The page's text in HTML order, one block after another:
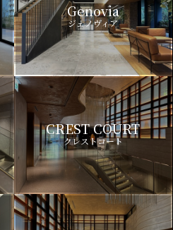
Genovia
ジェノヴィア
CREST COURT
クレストコート